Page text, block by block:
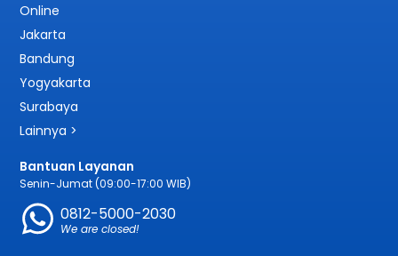
Online
Jakarta
Bandung
Yogyakarta
Surabaya
Lainnya >
Bantuan Layanan
Senin-Jumat (09:00-17:00 WIB)
0812-5000-2030
We are closed!